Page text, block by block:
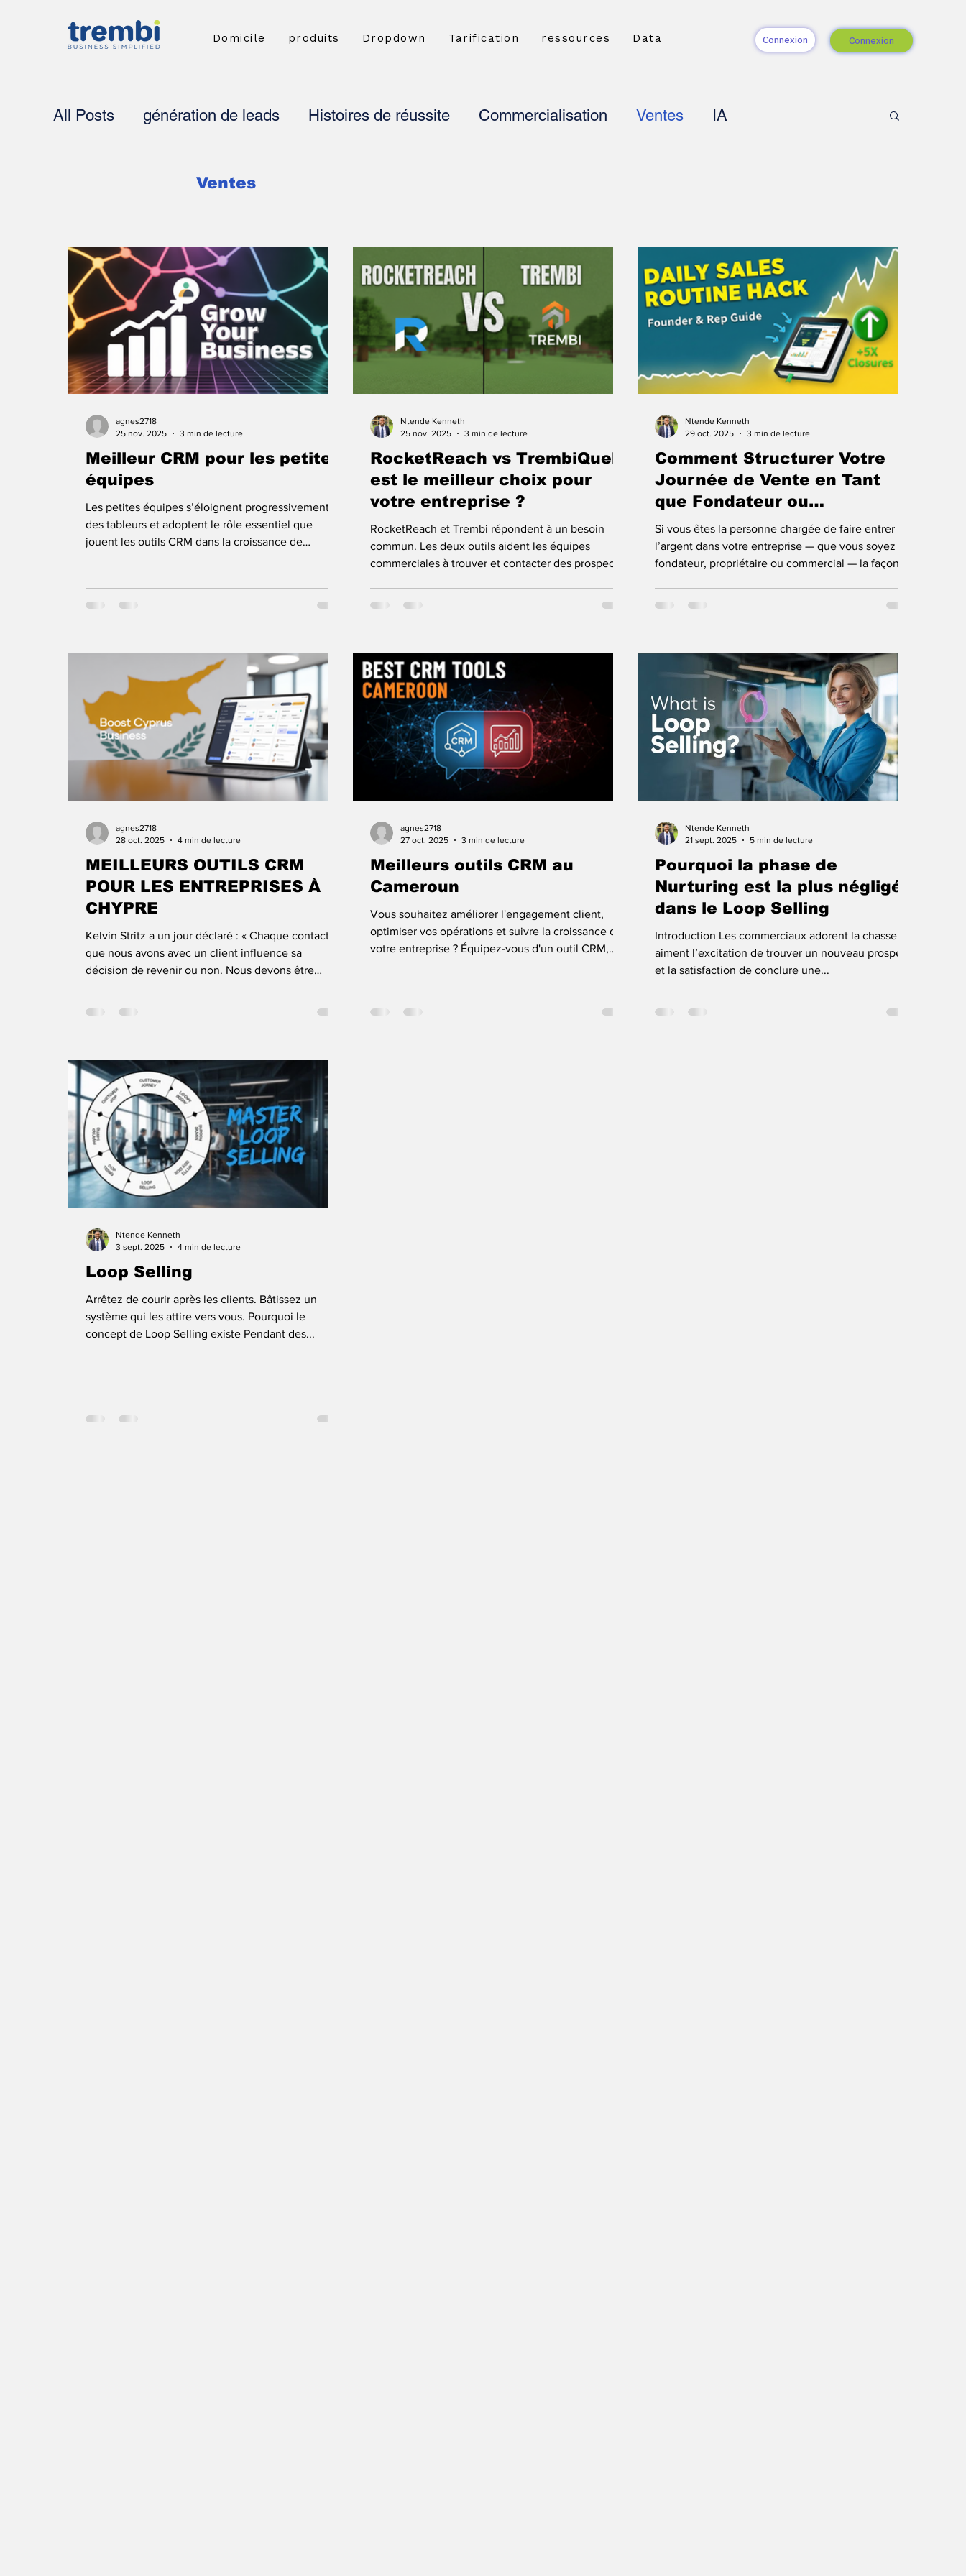
Domicile produits Dropdown Tarification ressources Data Connexion Connexion
All Posts génération de leads Histoires de réussite Commercialisation Ventes IA
Témoignages clients
Ventes
Meilleur CRM pour les petites
équipes
Les petites équipes s’éloignent progressivement
des tableurs et adoptent le rôle essentiel que
jouent les outils CRM dans la croissance de
en un seul endroit pour un accès facile. Améliorant
Gérant efficacement le pipeline de vente à chaque
agnes2718
25 nov. 2025
3 min de lecture
RocketReach vs TrembiQuel
est le meilleur choix pour
votre entreprise ?
RocketReach et Trembi répondent à un besoin
commun. Les deux outils aident les équipes
commerciales à trouver et contacter des prospects.
les ventes automatiquement, Trembi s’impose.
Voici une comparaison directe pour vous aider à
Ntende Kenneth
25 nov. 2025
3 min de lecture
Comment Structurer Votre
Journée de Vente en Tant
que Fondateur ou
Commercial pour Obtenir les
Meilleurs Résultats
Si vous êtes la personne chargée de faire entrer
l’argent dans votre entreprise — que vous soyez
fondateur, propriétaire ou commercial — la façon
ont été occupés, mais pas productifs. Si cela vous
parle, cet article est pour vous. Voici comment
Ntende Kenneth
29 oct. 2025
3 min de lecture
MEILLEURS OUTILS CRM
POUR LES ENTREPRISES À
CHYPRE
Kelvin Stritz a un jour déclaré : « Chaque contact
que nous avons avec un client influence sa
décision de revenir ou non. Nous devons être
répétés. Ces outils sont capables d’exécuter les
fonctions suivantes : 🔹 Central
agnes2718
28 oct. 2025
4 min de lecture
Meilleurs outils CRM au
Cameroun
Vous souhaitez améliorer l'engagement client,
optimiser vos opérations et suivre la croissance de
votre entreprise ? Équipez-vous d'un outil CRM,
(CRM) offrent les avantages suivants : Données
agnes2718
27 oct. 2025
3 min de lecture
Pourquoi la phase de
Nurturing est la plus négligée
dans le Loop Selling
Introduction Les commerciaux adorent la chasse. Ils
aiment l’excitation de trouver un nouveau prospect
et la satisfaction de conclure une...
Ntende Kenneth
21 sept. 2025
5 min de lecture
Loop Selling
Arrêtez de courir après les clients. Bâtissez un
système qui les attire vers vous. Pourquoi le
concept de Loop Selling existe Pendant des...
Ntende Kenneth
3 sept. 2025
4 min de lecture